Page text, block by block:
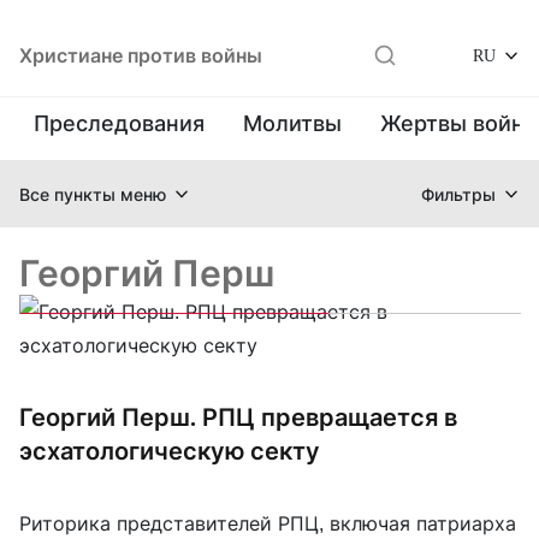
Христиане против войны RU
Преследования Молитвы Жертвы
Все пункты меню Фильтры
Георгий Перш
Георгий Перш. РПЦ превращается в
эсхатологическую секту
Риторика представителей РПЦ, включая патриарха